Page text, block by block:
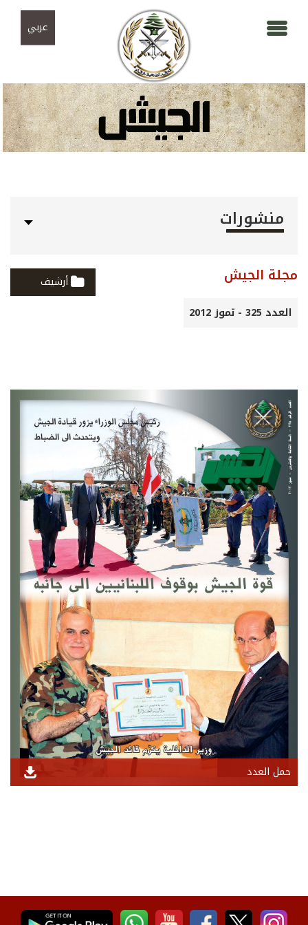
عربي
منشورات
مجلة الجيش
أرشيف
العدد 325 - تموز 2012
حمل العدد